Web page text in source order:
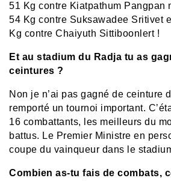
51 Kg contre Kiatpathum Pangpan
54 Kg contre Suksawadee Sritivet
Kg contre Chaiyuth Sittiboonlert !
Et au stadium du Radja tu as
ceintures ?
Non je n’ai pas gagné de ceinture
remporté un tournoi important.
16 combattants, les meilleurs du
battus. Le Premier Ministre en
coupe du vainqueur dans le
Combien as-tu fais de combats,